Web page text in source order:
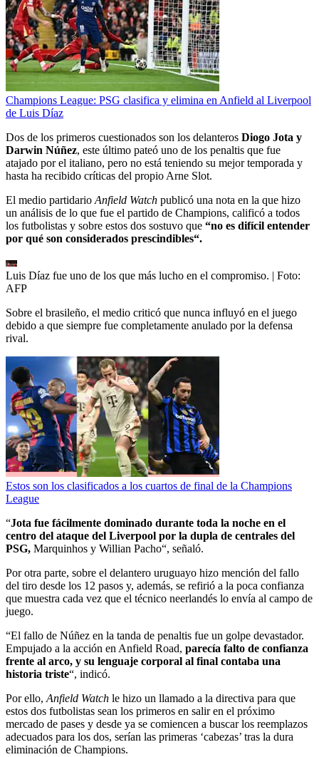
Champions League: PSG clasifica y elimina en Anfield al Liverpool
de Luis Díaz
Dos de los primeros cuestionados son los delanteros Diogo Jota y
Darwin Núñez, este último pateó uno de los penaltis que fue
atajado por el italiano, pero no está teniendo su mejor temporada y
hasta ha recibido críticas del propio Arne Slot.
El medio partidario Anfield Watch publicó una nota en la que hizo
un análisis de lo que fue el partido de Champions, calificó a todos
los futbolistas y sobre estos dos sostuvo que “no es difícil entender
por qué son considerados prescindibles“.
Luis Díaz fue uno de los que más lucho en el compromiso. | Foto:
AFP
Sobre el brasileño, el medio criticó que nunca influyó en el juego
debido a que siempre fue completamente anulado por la defensa
rival.
Estos son los clasificados a los cuartos de final de la Champions
League
“Jota fue fácilmente dominado durante toda la noche en el
centro del ataque del Liverpool por la dupla de centrales del
PSG, Marquinhos y Willian Pacho“, señaló.
Por otra parte, sobre el delantero uruguayo hizo mención del fallo
del tiro desde los 12 pasos y, además, se refirió a la poca confianza
que muestra cada vez que el técnico neerlandés lo envía al campo de
juego.
“El fallo de Núñez en la tanda de penaltis fue un golpe devastador.
Empujado a la acción en Anfield Road, parecía falto de confianza
frente al arco, y su lenguaje corporal al final contaba una
historia triste“, indicó.
Por ello, Anfield Watch le hizo un llamado a la directiva para que
estos dos futbolistas sean los primeros en salir en el próximo
mercado de pases y desde ya se comiencen a buscar los reemplazos
adecuados para los dos, serían las primeras ‘cabezas’ tras la dura
eliminación de Champions.